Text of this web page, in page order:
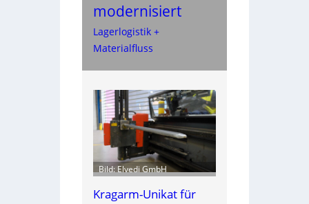
modernisiert
Lagerlogistik +
Materialfluss
Bild: Elvedi GmbH
Kragarm-Unikat für